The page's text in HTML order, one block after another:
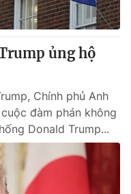
ủng hộ
Chính phủ Anh
đàm phán không
Donald Trump...